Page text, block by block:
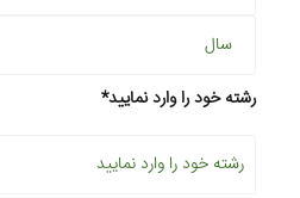
*رشته خود را وارد نمایید